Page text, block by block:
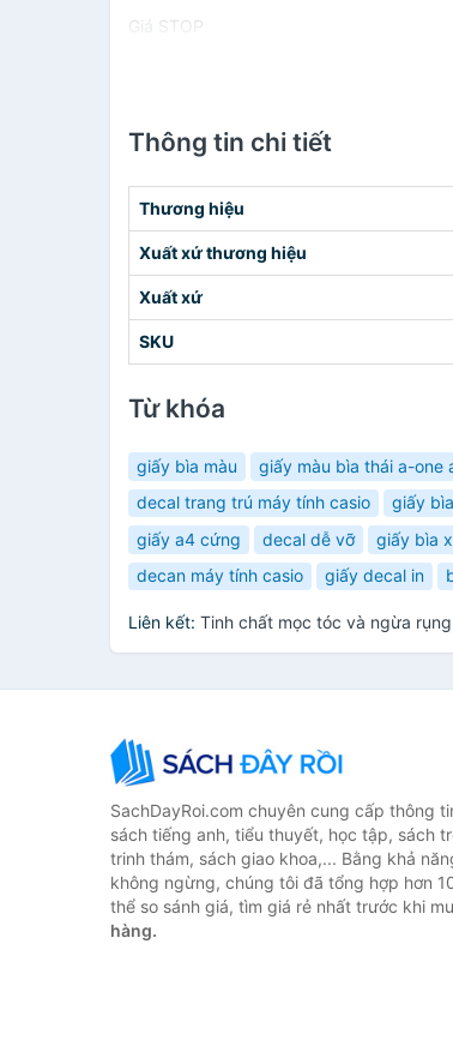
Giá STOP
Thông tin chi tiết
Thương hiệu
Xuất xứ thương hiệu
Xuất xứ
SKU
Từ khóa
giấy bìa màu giấy màu bìa thái a-one
decal trang trú máy tính casio
giấy
giấy a4 cứng
decal dễ vỡ giấy bìa
decan máy tính casio
giấy decal in
Liên kết: Tinh chất mọc tóc và ngừa
SachDayRoi.com chuyên cung cấp thông
sách tiếng anh, tiểu thuyết, học tập, sách
trinh thám, sách giao khoa,... Bằng khả
không ngừng, chúng tôi đã tổng hợp hơn
thể so sánh giá, tìm giá rẻ nhất trước khi
hàng.